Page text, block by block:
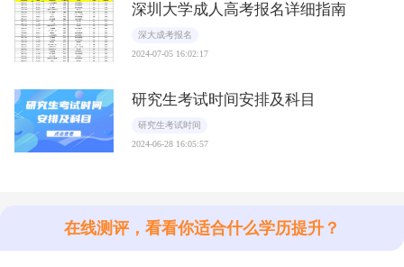
深圳大学成人高考报名详细指南
深大成考报名
2024-07-05 16:02:17
研究生考试时间安排及科目
研究生考试时间
2024-06-28 16:05:57
在线测评，看看你适合什么学历提升？